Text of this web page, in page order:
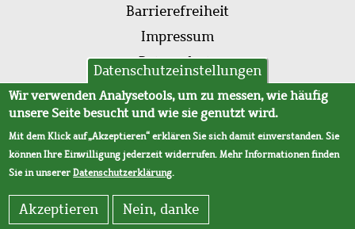
Barrierefreiheit
Impressum
Datenschutz
AVB
Datenschutzeinstellungen
Wir verwenden Analysetools, um zu messen, wie häufig
unsere Seite besucht und wie sie genutzt wird.
Mit dem Klick auf „Akzeptieren“ erklären Sie sich damit einverstanden. Sie
können Ihre Einwilligung jederzeit widerrufen. Mehr Informationen finden
Sie in unsererDatenschutzerklärung.
Akzeptieren Nein, danke